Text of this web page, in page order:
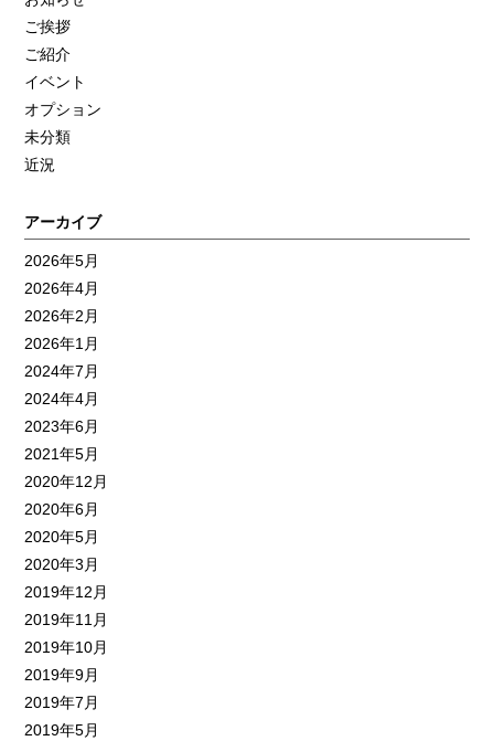
ご挨拶
ご紹介
イベント
オプション
未分類
近況
アーカイブ
2026年5月
2026年4月
2026年2月
2026年1月
2024年7月
2024年4月
2023年6月
2021年5月
2020年12月
2020年6月
2020年5月
2020年3月
2019年12月
2019年11月
2019年10月
2019年9月
2019年7月
2019年5月